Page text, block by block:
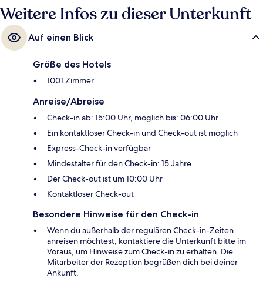
Weitere Infos zu dieser Unterkunft
Auf einen Blick
Größe des Hotels
1001 Zimmer
Anreise/Abreise
Check-in ab: 15:00 Uhr, möglich bis: 06:00 Uhr
Ein kontaktloser Check-in und Check-out ist möglich
Express-Check-in verfügbar
Mindestalter für den Check-in: 15 Jahre
Der Check-out ist um 10:00 Uhr
Kontaktloser Check-out
Besondere Hinweise für den Check-in
Wenn du außerhalb der regulären Check-in-Zeiten
anreisen möchtest, kontaktiere die Unterkunft bitte im
Voraus, um Hinweise zum Check-in zu erhalten. Die
Mitarbeiter der Rezeption begrüßen dich bei deiner
Ankunft.